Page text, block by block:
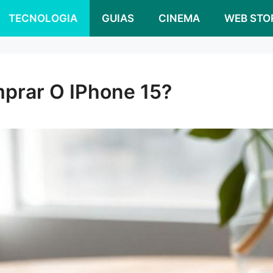
TECNOLOGIA GUIAS CINEMA WEB
O IPhone 15?